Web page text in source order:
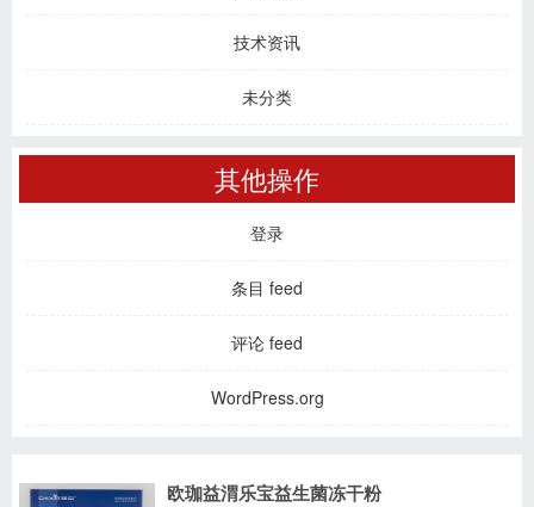
技术资讯
未分类
其他操作
登录
条目 feed
评论 feed
WordPress.org
欧珈益渭乐宝益生菌冻干粉